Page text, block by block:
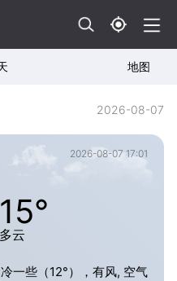
地图
2026-08-07
2026-08-07 17:01
15°
多云
一些（12°），有风, 空气